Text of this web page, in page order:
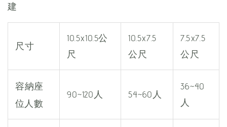
建
尺寸
10.5x10.5公
尺
10.5x7.5
公尺
7.5x7.5
公尺
容納座
位 人數
90~120人 54~60人
36~40
人